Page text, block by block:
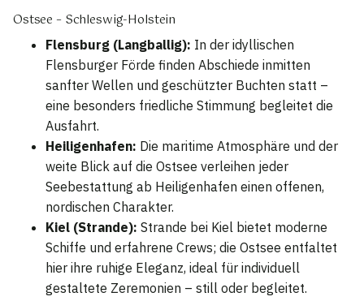
Ostsee – Schleswig-Holstein
Flensburg (Langballig): In der idyllischen
Flensburger Förde finden Abschiede inmitten
sanfter Wellen und geschützter Buchten statt –
eine besonders friedliche Stimmung begleitet die
Ausfahrt.
Heiligenhafen: Die maritime Atmosphäre und der
weite Blick auf die Ostsee verleihen jeder
Seebestattung ab Heiligenhafen einen offenen,
nordischen Charakter.
Kiel (Strande): Strande bei Kiel bietet moderne
Schiffe und erfahrene Crews; die Ostsee entfaltet
hier ihre ruhige Eleganz, ideal für individuell
gestaltete Zeremonien – still oder begleitet.